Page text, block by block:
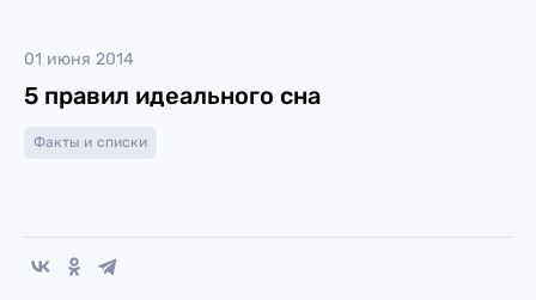
01 июня 2014
5 правил идеального сна
Факты и списки